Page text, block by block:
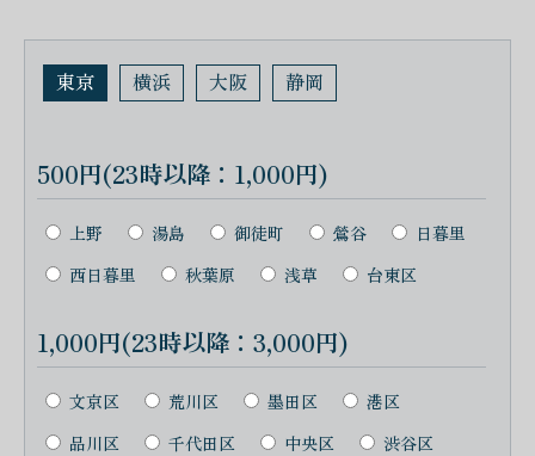
東京 横浜 大阪 静岡
500円(23時以降：1,000円)
上野 湯島 御徒町 鶯谷
日暮里
西日暮里
秋葉原 浅草 台東区
1,000円(23時以降：3,000円)
文京区 荒川区 墨田区
港区
品川区
千代田区 中央区
渋谷区